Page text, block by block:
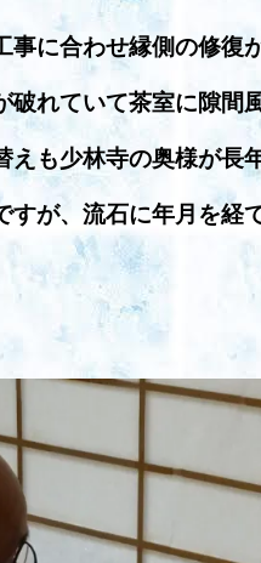
事に合わせ縁側の修復
破れていて茶室に隙間
えも少林寺の奥様が長
すが、流石に年月を経